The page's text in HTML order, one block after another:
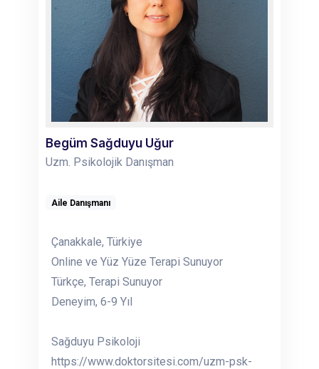
Begüm Sağduyu Uğur
Uzm. Psikolojik Danışman
Aile Danışmanı
Çanakkale, Türkiye
Online ve Yüz Yüze Terapi Sunuyor
Türkçe, Terapi Sunuyor
Deneyim, 6-9 Yıl
Sağduyu Psikoloji
https://www.doktorsitesi.com/uzm-psk-